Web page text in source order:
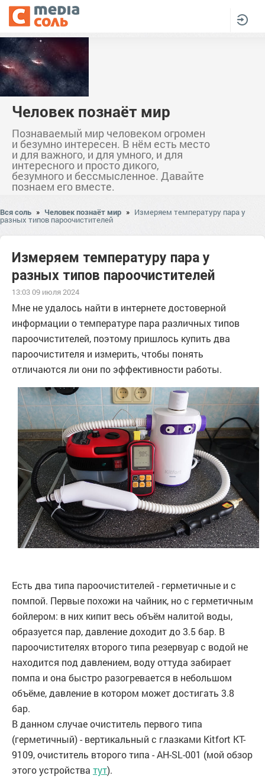
Человек познаёт мир
Познаваемый мир человеком огромен
и безумно интересен. В нём есть место
и для важного, и для умного, и для
интересного и просто дикого,
безумного и бессмысленное. Давайте
познаем его вместе.
Вся соль » Человек познаёт мир » Измеряем температуру пара у
разных типов пароочистителей
Измеряем температуру пара у
разных типов пароочистителей
13:03 09 июля 2024
Мне не удалось найти в интернете достоверной
информации о температуре пара различных типов
пароочистителей, поэтому пришлось купить два
пароочистителя и измерить, чтобы понять
отличаются ли они по эффективности работы.
Есть два типа пароочистителей - герметичные и с
помпой. Первые похожи на чайник, но с герметичным
бойлером: в них кипит весь объём налитой воды,
образуется пар, давление доходит до 3.5 бар. В
пароочистителях второго типа резервуар с водой не
находится под давлением, воду оттуда забирает
помпа и она быстро разогревается в небольшом
объёме, давление в котором может достигать 3.8
бар.
В данном случае очиститель первого типа
(герметичный) - вертикальный с глазками Kitfort KT-
9109, очиститель второго типа - AH-SL-001 (мой обзор
этого устройства тут).